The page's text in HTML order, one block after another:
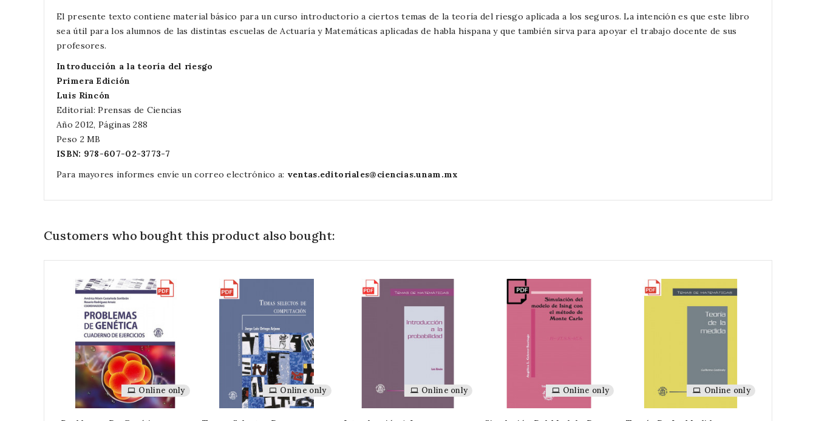
El presente texto contiene material básico para un curso introductorio a ciertos temas de la teoría del riesgo aplicada a los seguros. La intención es que este libro
sea útil para los alumnos de las distintas escuelas de Actuaría y Matemáticas aplicadas de habla hispana y que también sirva para apoyar el trabajo docente de sus
profesores.
Introducción a la teoría del riesgo
Primera Edición
Luis Rincón
Editorial: Prensas de Ciencias
Año 2012, Páginas 288
Peso 2 MB
ISBN: 978-607-02-3773-7
Para mayores informes envíe un correo electrónico a: ventas.editoriales@ciencias.unam.mx
Customers who bought this product also bought:
Online only Online only Online only Online only Online only